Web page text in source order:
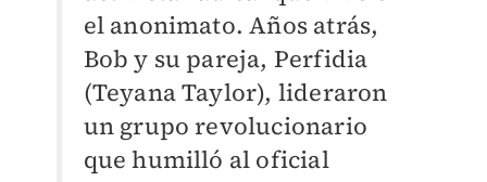
el anonimato. Años atrás,
Bob y su pareja, Perfidia
(Teyana Taylor), lideraron
un grupo revolucionario
que humilló al oficial